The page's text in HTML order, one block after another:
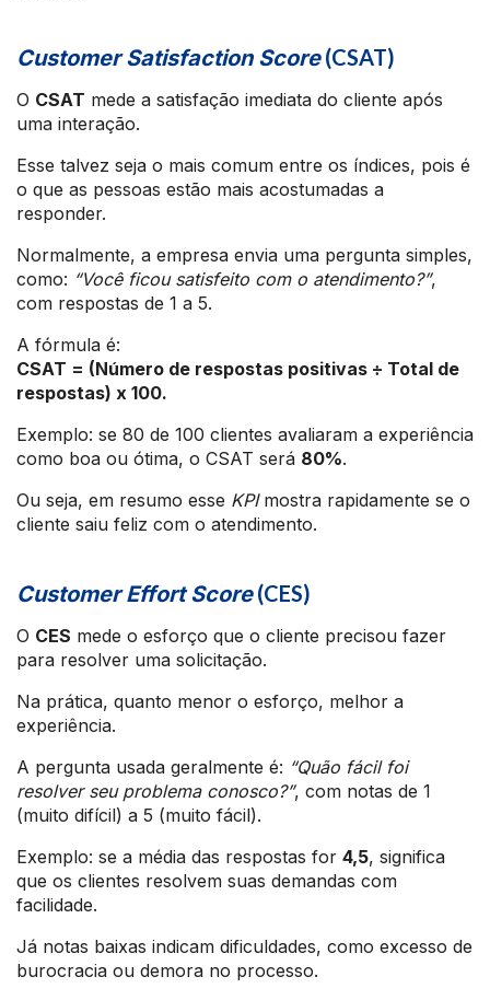
Customer Satisfaction Score(CSAT)
O CSAT mede a satisfação imediata do cliente após
uma interação.
Esse talvez seja o mais comum entre os índices, pois é
o que as pessoas estão mais acostumadas a
responder.
Normalmente, a empresa envia uma pergunta simples,
como: “Você ficou satisfeito com o atendimento?”,
com respostas de 1 a 5.
A fórmula é:
CSAT = (Número de respostas positivas ÷ Total de
respostas) x 100.
Exemplo: se 80 de 100 clientes avaliaram a experiência
como boa ou ótima, o CSAT será 80%.
Ou seja, em resumo esse KPI mostra rapidamente se o
cliente saiu feliz com o atendimento.
Customer Effort Score(CES)
O CES mede o esforço que o cliente precisou fazer
para resolver uma solicitação.
Na prática, quanto menor o esforço, melhor a
experiência.
A pergunta usada geralmente é: “Quão fácil foi
resolver seu problema conosco?”, com notas de 1
(muito difícil) a 5 (muito fácil).
Exemplo: se a média das respostas for 4,5, significa
que os clientes resolvem suas demandas com
facilidade.
Já notas baixas indicam dificuldades, como excesso de
burocracia ou demora no processo.